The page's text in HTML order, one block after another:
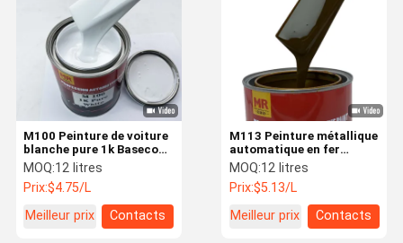
À La Maison Produits Vidéos
À Propos De
Nous
Visite De
Contrôle
Nouvelles
M113 Peinture métallique
automatique en fer
transparent jaune 1K
MOQ:12 litres
Prix:$5.13/L
Meilleur prix
Contacts
M100 Peinture de voiture
blanche pure 1k Basecoat
Peinture de voiture
résistance au
jaunissement
MOQ:12 litres
Prix:$4.75/L
Meilleur prix
Contacts